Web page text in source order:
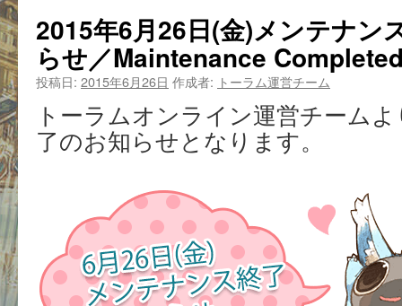
2015年6月26日(金)メンテナン
らせ／Maintenance
投稿日: 2015年6月26日 作成者: トーラム運営チーム
トーラムオンライン運営チーム
了のお知らせとなります。